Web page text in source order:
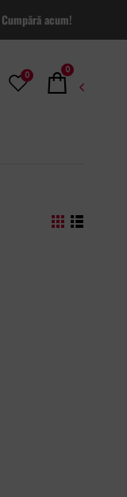
Cumpără acum!
0 0